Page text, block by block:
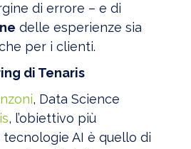
di errore – e di
delle esperienze sia
per i clienti.
di Tenaris
, Data Science
, l’obiettivo più
AI è quello di